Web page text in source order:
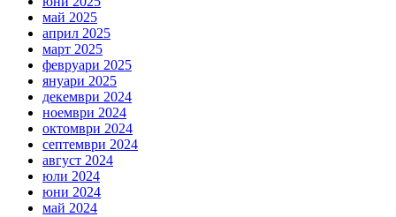
май 2025
април 2025
март 2025
февруари 2025
януари 2025
декември 2024
ноември 2024
октомври 2024
септември 2024
август 2024
юли 2024
юни 2024
май 2024